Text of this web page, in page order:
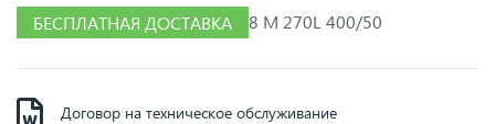
БЕСПЛАТНАЯ ДОСТАВКА
Договор на техническое обслуживание